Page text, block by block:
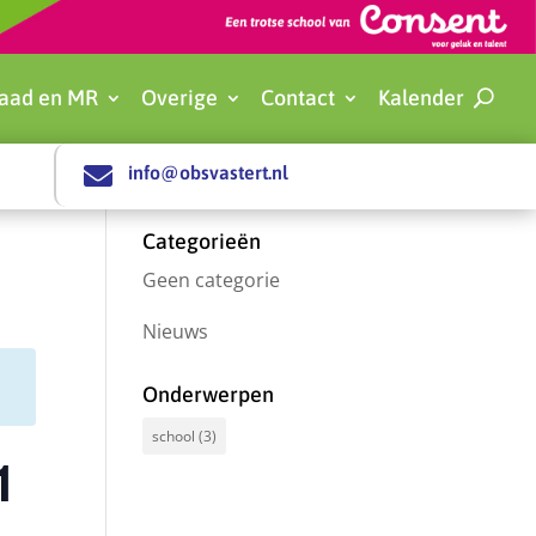
en MR Overige Contact Kalender
 info@obsvastert.nl
Categorieën
Geen categorie
Nieuws
Onderwerpen
school (3)